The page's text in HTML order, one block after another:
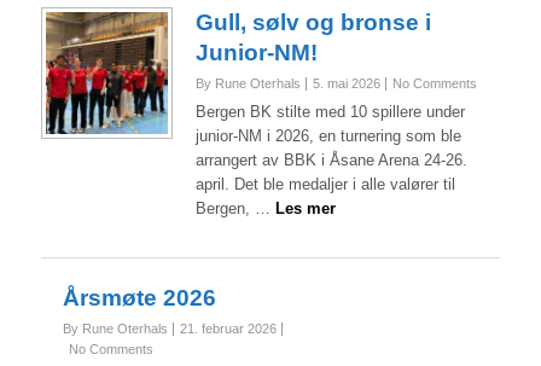
Gull, sølv og bronse i
Junior-NM!
By Rune Oterhals 5. mai 2026 No Comments
Bergen BK stilte med 10 spillere under
junior-NM i 2026, en turnering som ble
arrangert av BBK i Åsane Arena 24-26.
april. Det ble medaljer i alle valører til
Bergen, … Les mer
Årsmøte 2026
By Rune Oterhals
21. februar 2026
No Comments